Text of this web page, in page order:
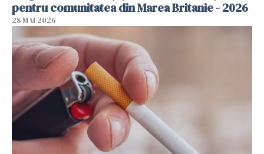
pentru comunitatea din Marea Britanie - 2026
28 MAI 2026